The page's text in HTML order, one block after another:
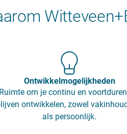
Ontwikkelmogelijkheden
Ruimte om je continu en
ontwikkelen, zowel
als persoonlijk.